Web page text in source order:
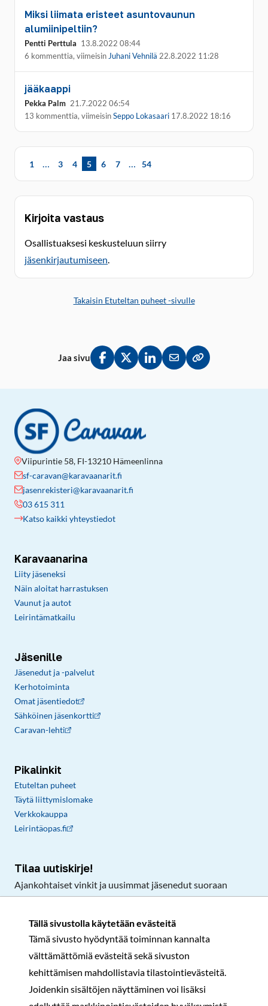
Tällä sivustolla käytetään evästeitä
Tämä sivusto hyödyntää toiminnan kannalta
välttämättömiä evästeitä sekä sivuston
kehittämisen mahdollistavia tilastointievästeitä.
Joidenkin sisältöjen näyttäminen voi lisäksi
Miksi liimata eristeet asuntovaunun
alumiinipeltiin?
Pentti Perttula 13.8.2022 08:44
6 kommenttia, viimeisin Juhani Vehnilä 22.8.2022 11:28
jääkaappi
Pekka Palm 21.7.2022 06:54
13 kommenttia, viimeisinSeppo Lokasaari 17.8.2022 18:16
1 … 3 4 5 6 7 … 54
Kirjoita vastaus
Osallistuaksesi keskusteluun siirry
jäsenkirjautumiseen.
Takaisin Etuteltan puheet -sivulle
Jaa sivu
Jaa Facebookissa
Jaa Twitterissä
Jaa LinkedInissä
Jaa sähköpostitse
Kopioi linkki
Viipurintie 58, FI-13210 Hämeenlinna
sf-caravan@karavaanarit.fi
jasenrekisteri@karavaanarit.fi
03 615 311
Katso kaikki yhteystiedot
Karavaanarina
Liity jäseneksi
Näin aloitat harrastuksen
Vaunut ja autot
Leirintämatkailu
Jäsenille
Jäsenedut ja -palvelut
Kerhotoiminta
Omat jäsentiedot
Sähköinen jäsenkortti
Caravan-lehti
Pikalinkit
Etuteltan puheet
Täytä liittymislomake
Verkkokauppa
Leirintäopas.fi
Tilaa uutiskirje!
Ajankohtaiset vinkit ja uusimmat jäsenedut suoraan